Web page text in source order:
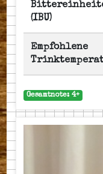
(IBU)
Empfohlene
Gesamtnote: 4+